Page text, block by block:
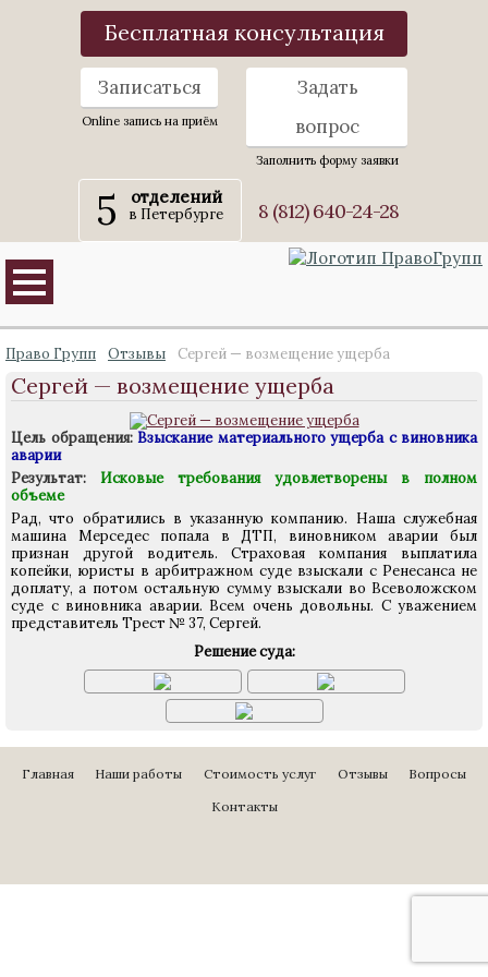
Бесплатная консультация
Записаться
Online запись на приём
Задать
вопрос
Заполнить форму заявки
5 отделений
в Петербурге 8 (812) 640-24-28
Право Групп Отзывы Сергей — возмещение ущерба
Сергей — возмещение ущерба
Цель обращения:Взыскание материального ущерба с виновника
аварии
Результат: Исковые требования удовлетворены в полном
объеме
Рад, что обратились в указанную компанию. Наша служебная
машина Мерседес попала в ДТП, виновником аварии был
признан другой водитель. Страховая компания выплатила
копейки, юристы в арбитражном суде взыскали с Ренесанса не
доплату, а потом остальную сумму взыскали во Всеволожском
суде с виновника аварии. Всем очень довольны. С уважением
представитель Трест № 37, Сергей.
Решение суда:
Главная Наши работы Стоимость услуг Отзывы
Вопросы
Контакты